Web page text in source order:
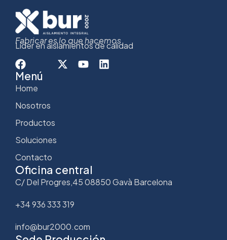
Fabricar es lo que hacemos
Líder en aislamientos de calidad
Menú
Home
Nosotros
Productos
Soluciones
Contacto
Oficina central
C/ Del Progres,45 08850 Gavà Barcelona
+34 936 333 319
info@bur2000.com